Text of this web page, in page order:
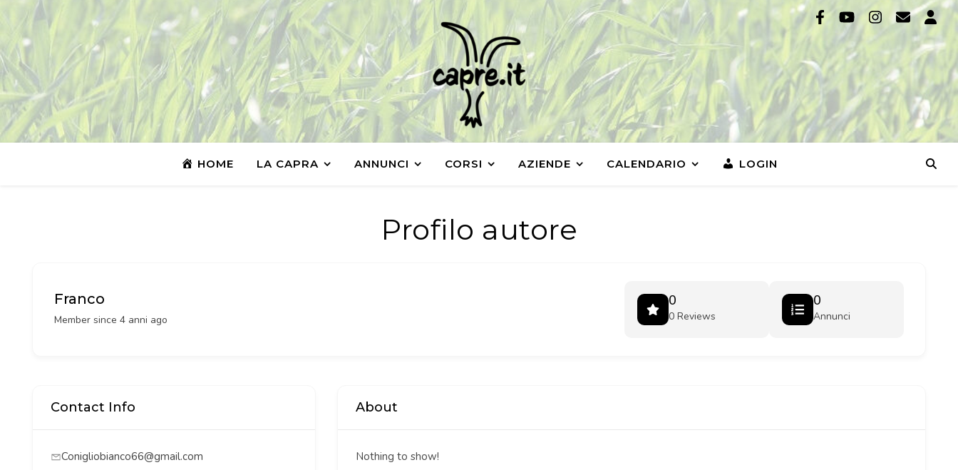
HOME LA CAPRA ANNUNCI CORSI AZIENDE CALENDARIO LOGIN
Profilo autore
Franco
Member since 4 anni ago
0
0 Reviews
0
Annunci
Contact Info
Conigliobianco66@gmail.com
About
Nothing to show!